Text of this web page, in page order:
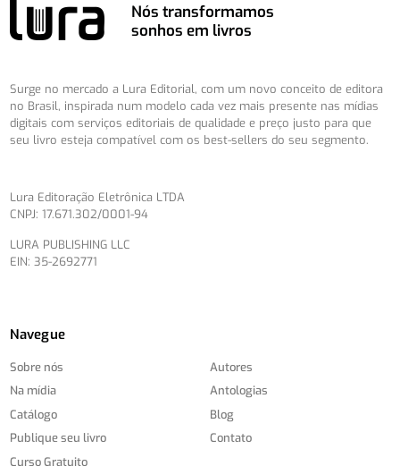
Nós transformamos
sonhos em livros
Surge no mercado a Lura Editorial, com um novo conceito de editora
no Brasil, inspirada num modelo cada vez mais presente nas mídias
digitais com serviços editoriais de qualidade e preço justo para que
seu livro esteja compatível com os best-sellers do seu segmento.
Lura Editoração Eletrônica LTDA
CNPJ: 17.671.302/0001-94
LURA PUBLISHING LLC
EIN: 35-2692771
Navegue
Sobre nós
Na mídia
Catálogo
Publique seu livro
Curso Gratuito
Autores
Antologias
Blog
Contato